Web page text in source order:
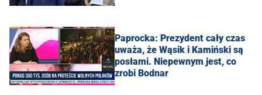
Paprocka: Prezydent cały czas
uważa, że Wąsik i Kamiński są
posłami. Niepewnym jest, co
zrobi Bodnar